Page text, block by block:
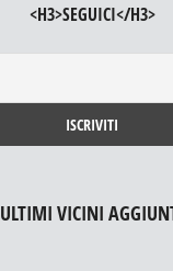
<H3>SEGUICI</H3>
ULTIMI VICINI